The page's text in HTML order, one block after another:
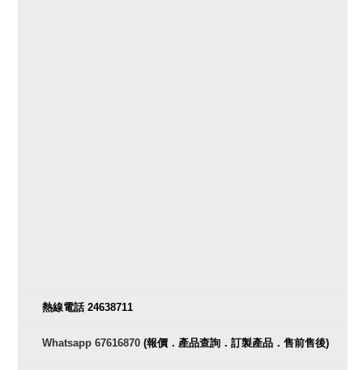
熱線電話 24638711
Whatsapp 67616870 (報價．產品查詢．訂製產品．售前售後)